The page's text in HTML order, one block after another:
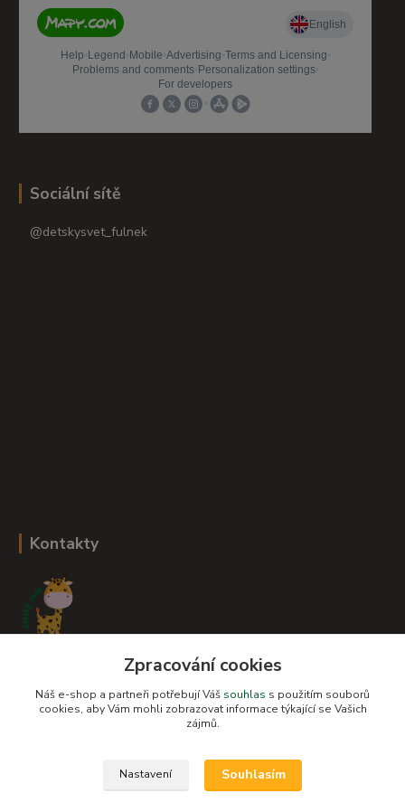
Sociální sítě
@detskysvet_fulnek
Kontakty
+420 604 278 943
obchod-detskysvet@seznam.cz
Zpracování cookies
Náš e-shop a partneři potřebují Váš souhlas s použitím souborů
cookies, aby Vám mohli zobrazovat informace týkající se Vašich
zájmů.
Nastavení Souhlasím